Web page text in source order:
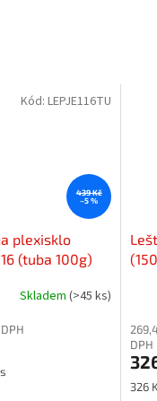
439 Kč
–5 %
plexisklo
(tuba 100g)
Skladem(>45 ks)
Kód:LEPJE116TU
DPH
326